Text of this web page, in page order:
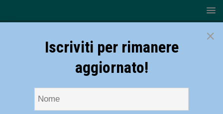
×
Iscriviti per rimanere
aggiornato!